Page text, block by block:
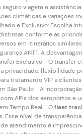
viagem e
climáticas e variações
e Exclusivo: Escolha
conforme as
em itinerários
ANTT. A
Exclusivo O transfer
privacidade, flexibilidade
tratamento VIP a
São Paulo A
APIs dos aeroportos e
Tempo Real Ofleet
nível de
é